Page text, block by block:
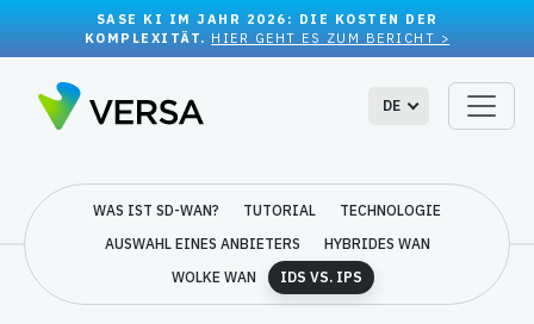
SASE KI IM JAHR 2026: DIE KOSTEN DER
KOMPLEXITÄT. HIER GEHT ES ZUM BERICHT >
DE
WAS IST SD-WAN? TUTORIAL
TECHNOLOGIE
AUSWAHL EINES ANBIETERS
HYBRIDES WAN
WOLKE WAN
IDS VS. IPS